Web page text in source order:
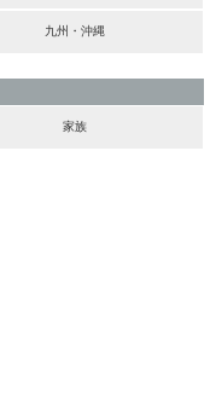
九州・沖縄
家族